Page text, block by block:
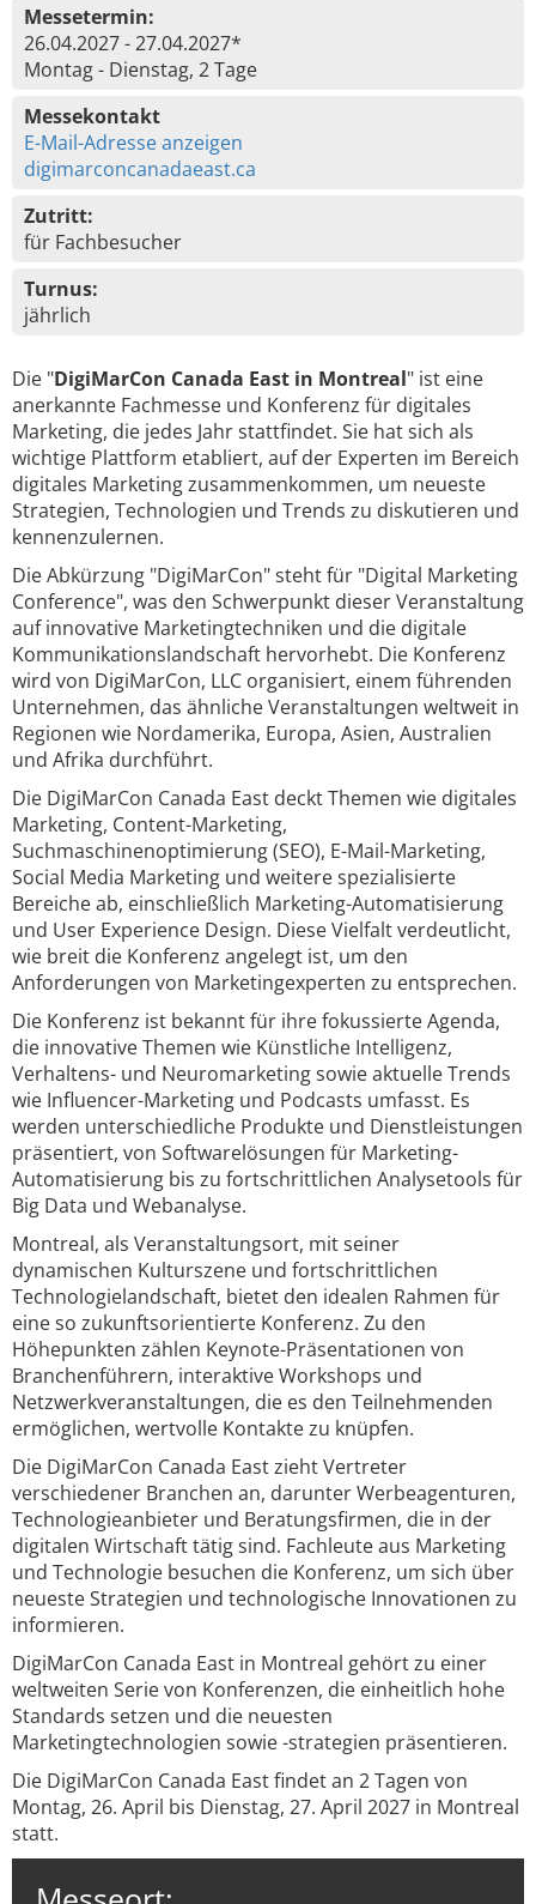
Messetermin:
26.04.2027 - 27.04.2027*
Montag - Dienstag, 2 Tage
Messekontakt
E-Mail-Adresse anzeigen
digimarconcanadaeast.ca
Zutritt:
für Fachbesucher
Turnus:
jährlich
Die "DigiMarCon Canada East in Montreal" ist eine
anerkannte Fachmesse und Konferenz für digitales
Marketing, die jedes Jahr stattfindet. Sie hat sich als
wichtige Plattform etabliert, auf der Experten im Bereich
digitales Marketing zusammenkommen, um neueste
Strategien, Technologien und Trends zu diskutieren und
kennenzulernen.
Die Abkürzung "DigiMarCon" steht für "Digital Marketing
Conference", was den Schwerpunkt dieser Veranstaltung
auf innovative Marketingtechniken und die digitale
Kommunikationslandschaft hervorhebt. Die Konferenz
wird von DigiMarCon, LLC organisiert, einem führenden
Unternehmen, das ähnliche Veranstaltungen weltweit in
Regionen wie Nordamerika, Europa, Asien, Australien
und Afrika durchführt.
Die DigiMarCon Canada East deckt Themen wie digitales
Marketing, Content-Marketing,
Suchmaschinenoptimierung (SEO), E-Mail-Marketing,
Social Media Marketing und weitere spezialisierte
Bereiche ab, einschließlich Marketing-Automatisierung
und User Experience Design. Diese Vielfalt verdeutlicht,
wie breit die Konferenz angelegt ist, um den
Anforderungen von Marketingexperten zu entsprechen.
Die Konferenz ist bekannt für ihre fokussierte Agenda,
die innovative Themen wie Künstliche Intelligenz,
Verhaltens- und Neuromarketing sowie aktuelle Trends
wie Influencer-Marketing und Podcasts umfasst. Es
werden unterschiedliche Produkte und Dienstleistungen
präsentiert, von Softwarelösungen für Marketing-
Automatisierung bis zu fortschrittlichen Analysetools für
Big Data und Webanalyse.
Montreal, als Veranstaltungsort, mit seiner
dynamischen Kulturszene und fortschrittlichen
Technologielandschaft, bietet den idealen Rahmen für
eine so zukunftsorientierte Konferenz. Zu den
Höhepunkten zählen Keynote-Präsentationen von
Branchenführern, interaktive Workshops und
Netzwerkveranstaltungen, die es den Teilnehmenden
ermöglichen, wertvolle Kontakte zu knüpfen.
Die DigiMarCon Canada East zieht Vertreter
verschiedener Branchen an, darunter Werbeagenturen,
Technologieanbieter und Beratungsfirmen, die in der
digitalen Wirtschaft tätig sind. Fachleute aus Marketing
und Technologie besuchen die Konferenz, um sich über
neueste Strategien und technologische Innovationen zu
informieren.
DigiMarCon Canada East in Montreal gehört zu einer
weltweiten Serie von Konferenzen, die einheitlich hohe
Standards setzen und die neuesten
Marketingtechnologien sowie -strategien präsentieren.
Die DigiMarCon Canada East findet an 2 Tagen von
Montag, 26. April bis Dienstag, 27. April 2027 in Montreal
statt.